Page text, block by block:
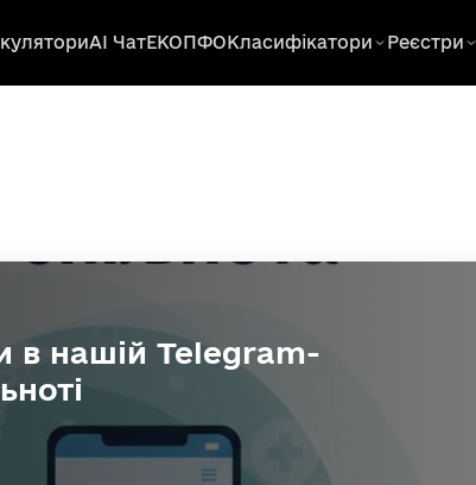
AI ЧатЕКОПФОКласифікатори Реєстри
в нашій Telegram-